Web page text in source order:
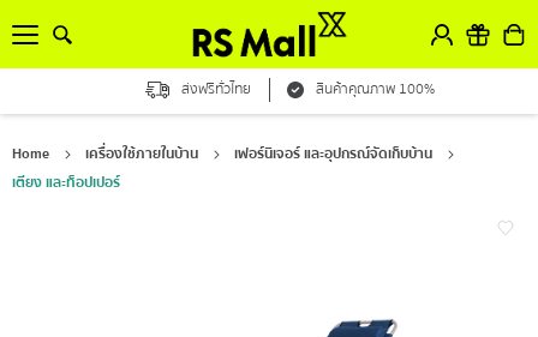
ส่งฟรีทั่วไทย สินค้าคุณภาพ 100%
Home เครื่องใช้ภายในบ้าน
เฟอร์นิเจอร์ และอุปกรณ์จัดเก็บบ้าน
เตียง และท็อปเปอร์